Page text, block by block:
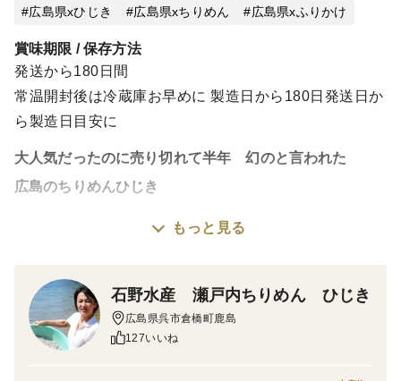
広島県xひじき
広島県xちりめん 広島県xふりかけ
賞味期限 / 保存方法
発送から180日間
常温開封後は冷蔵庫お早めに 製造日から180日発送日か
ら製造日目安に
大人気だったのに売り切れて半年 幻のと言われた
広島のちりめんひじき
なぜ、こんな値段のふりかけが売り切れ？
と思われる方も多いのですが
もっと見る
石野水産 瀬戸内ちりめん ひじき
広島県呉市倉橋町鹿島
127いいね